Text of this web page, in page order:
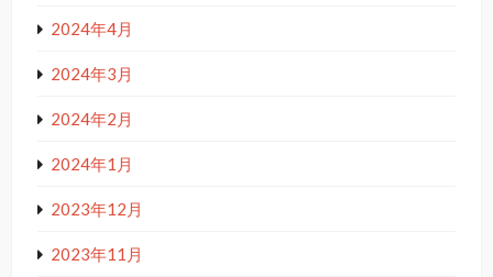
2024年4月
2024年3月
2024年2月
2024年1月
2023年12月
2023年11月